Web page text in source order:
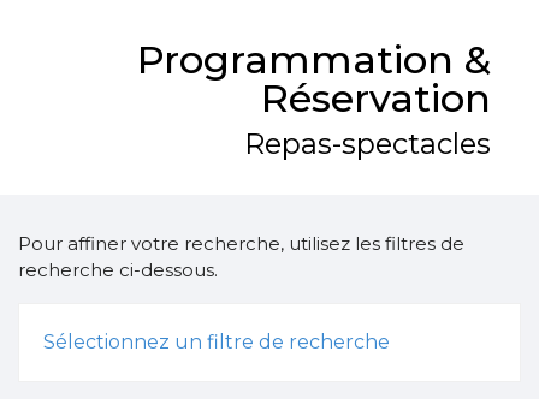
Programmation &
Réservation
Repas-spectacles
Pour affiner votre recherche, utilisez les filtres de
recherche ci-dessous.
Sélectionnez un filtre de recherche